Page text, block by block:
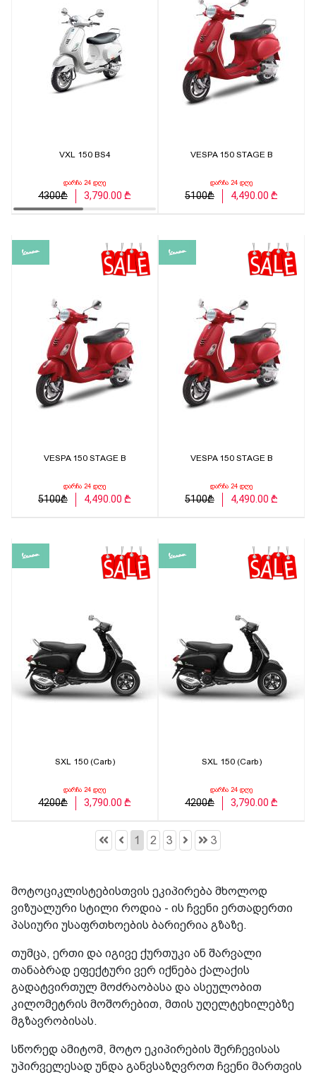
VXL 150 BS4
დარჩა 24 დღე
4300₾ 3,790.00 ₾
VESPA 150 STAGE B
დარჩა 24 დღე
5100₾ 4,490.00 ₾
VESPA 150 STAGE B
დარჩა 24 დღე
5100₾ 4,490.00 ₾
VESPA 150 STAGE B
დარჩა 24 დღე
5100₾ 4,490.00 ₾
SXL 150 (Carb)
დარჩა 24 დღე
4200₾ 3,790.00 ₾
SXL 150 (Carb)
დარჩა 24 დღე
4200₾ 3,790.00 ₾
1 2 3 3
მოტოციკლისტებისთვის ეკიპირება მხოლოდ
ვიზუალური სტილი როდია - ის ჩვენი ერთადერთი
პასიური უსაფრთხოების ბარიერია გზაზე.
თუმცა, ერთი და იგივე ქურთუკი ან შარვალი
თანაბრად ეფექტური ვერ იქნება ქალაქის
გადატვირთულ მოძრაობასა და ასეულობით
კილომეტრის მოშორებით, მთის უღელტეხილებზე
მგზავრობისას.
სწორედ ამიტომ, მოტო ეკიპირების შერჩევისას
უპირველესად უნდა განვსაზღვროთ ჩვენი მართვის